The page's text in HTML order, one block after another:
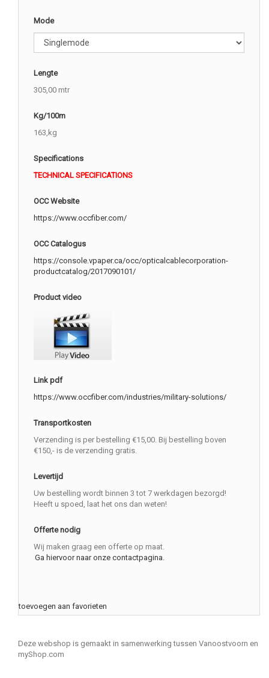
Mode
Lengte
305,00 mtr
Kg/100m
163,kg
Specifications
TECHNICAL SPECIFICATIONS
OCC Website
https://www.occfiber.com/
OCC Catalogus
https://console.vpaper.ca/occ/opticalcablecorporation-
productcatalog/2017090101/
Product video
Link pdf
https://www.occfiber.com/industries/military-solutions/
Transportkosten
Verzending is per bestelling €15,00. Bij bestelling boven
€150,- is de verzending gratis.
Levertijd
Uw bestelling wordt binnen 3 tot 7 werkdagen bezorgd!
Heeft u spoed, laat het ons dan weten!
Offerte nodig
Wij maken graag een offerte op maat.
Ga hiervoor naar onze contactpagina.
toevoegen aan favorieten
Deze webshop is gemaakt in samenwerking tussen Vanoostvoorn en
myShop.com